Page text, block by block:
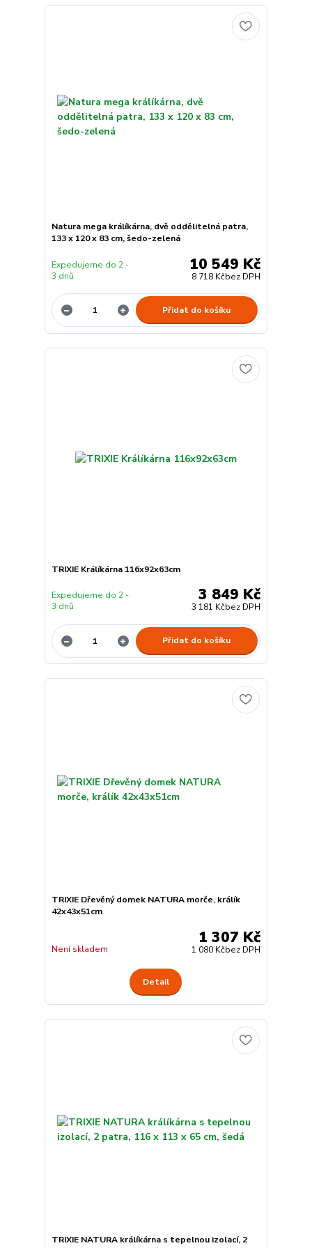
Natura mega králíkárna, dvě oddělitelná patra,
133 x 120 x 83 cm, šedo-zelená
10 549 Kč
8 718 Kčbez DPH
Expedujeme do 2 -
3 dnů
Přidat do košíku
TRIXIE Králíkárna 116x92x63cm
3 849 Kč
3 181 Kčbez DPH
Expedujeme do 2 -
3 dnů
Přidat do košíku
TRIXIE Dřevěný domek NATURA morče, králík
42x43x51cm
1 307 Kč
1 080 Kčbez DPH
Není skladem
Detail
TRIXIE NATURA králíkárna s tepelnou izolací, 2